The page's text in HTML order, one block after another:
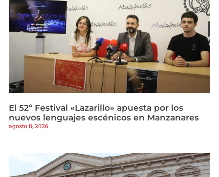
El 52º Festival «Lazarillo» apuesta por los
nuevos lenguajes escénicos en Manzanares
agosto 8, 2026